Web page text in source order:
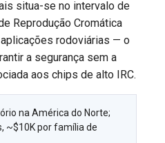
situa-se no intervalo de
Reprodução Cromática
rodoviárias — o
a segurança sem a
aos chips de alto IRC.
na América do Norte;
~$10K por família de